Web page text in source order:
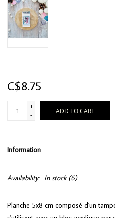
C$8.75
+
-
ADD TO CART
Information
Availability: In stock(6)
Planche 5x8 cm composé d'un